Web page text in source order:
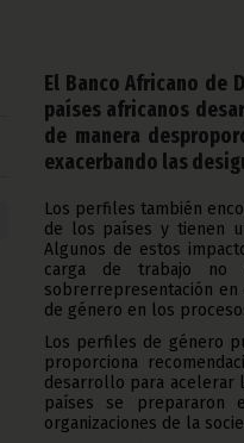
El Banco Africano de
países africanos
de manera
exacerbando las
Los perfiles también
de los países y tienen
Algunos de estos
carga de trabajo no
sobrerrepresentación
de género en los
Los perfiles de género
proporciona
desarrollo para acelerar
países se prepararon
organizaciones de la